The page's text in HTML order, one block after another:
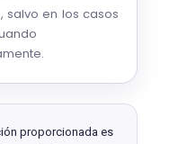
salvo en los casos
proporcionada es